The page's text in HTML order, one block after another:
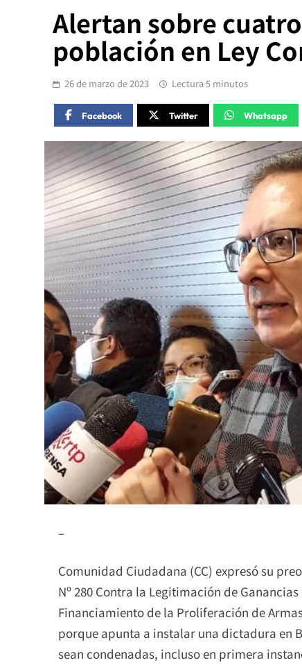
Alertan sobre
población en Ley
26 de marzo de 2023 Lectura 5 minutos
Facebook Twitter Whatsapp
–
Comunidad Ciudadana (CC) expresó su
Nº 280 Contra la Legitimación de
Financiamiento de la Proliferación de
porque apunta a instalar una dictadura en
sean condenadas, incluso en primera